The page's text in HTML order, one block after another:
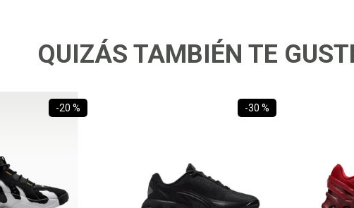
QUIZÁS TAMBIÉN TE
-20 % -30 %